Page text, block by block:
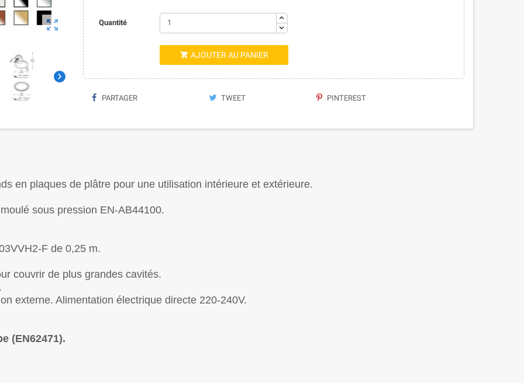


Quantité
 AJOUTER AU PANIER
PARTAGER TWEET PINTEREST
en plaques de plâtre pour une utilisation intérieure et extérieure.
sous pression EN-AB44100.
F de 0,25 m.
couvrir de plus grandes cavités.
externe. Alimentation électrique directe 220-240V.
(EN62471).